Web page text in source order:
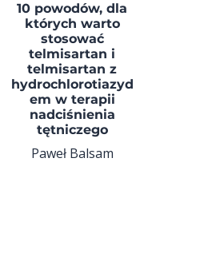
10 powodów, dla
których warto
stosować
telmisartan i
telmisartan z
hydrochlorotiazyd
em w terapii
nadciśnienia
tętniczego
Paweł Balsam